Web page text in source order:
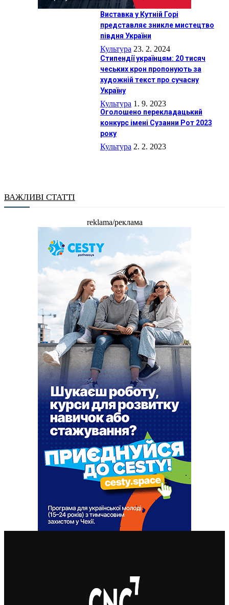
Виставка у Кутній Горі
представляє зникле мистецтво
півдня України
Культура 23. 2. 2024
Cтипендії українцям: 20 тисяч
чеських крон пропонують за
художній текст про сучасну
Україну
Культура 1. 9. 2023
Оголошено перекладацький
конкурс імені Сузанни Рот 2023
року
Культура 2. 2. 2023
ВАЖЛИВІ СТАТТІ
reklama/реклама